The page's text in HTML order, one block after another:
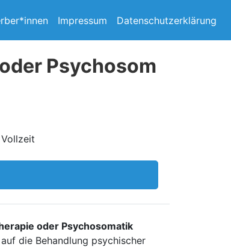
Impressum Datenschutzerklärung
Psychosom
Vollzeit
oder Psychosomatik
die Behandlung psychischer